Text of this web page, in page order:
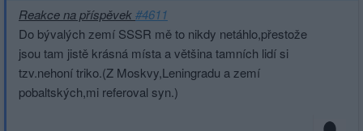
Reakce na příspěvek#4611
Do bývalých zemí SSSR mě to nikdy netáhlo,přestože
jsou tam jistě krásná místa a většina tamních lidí si
tzv.nehoní triko.(Z Moskvy,Leningradu a zemí
pobaltských,mi referoval syn.)